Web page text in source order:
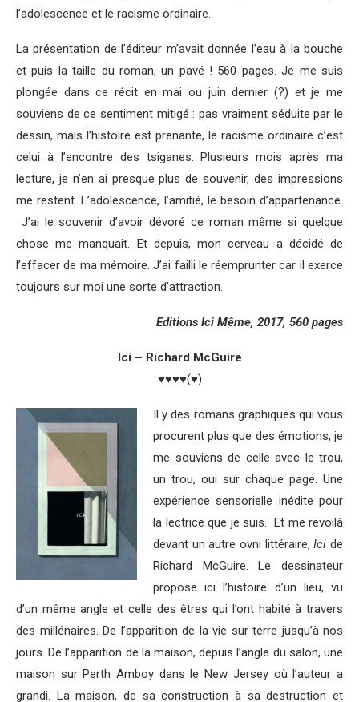
l’adolescence et le racisme ordinaire.
La présentation de l’éditeur m’avait donnée l’eau à la bouche
et puis la taille du roman, un pavé ! 560 pages. Je me suis
plongée dans ce récit en mai ou juin dernier (?) et je me
souviens de ce sentiment mitigé : pas vraiment séduite par le
dessin, mais l’histoire est prenante, le racisme ordinaire c’est
celui à l’encontre des tsiganes. Plusieurs mois après ma
lecture, je n’en ai presque plus de souvenir, des impressions
me restent. L’adolescence, l’amitié, le besoin d’appartenance.
J’ai le souvenir d’avoir dévoré ce roman même si quelque
chose me manquait. Et depuis, mon cerveau a décidé de
l’effacer de ma mémoire. J’ai failli le réemprunter car il exerce
toujours sur moi une sorte d’attraction.
Editions Ici Même, 2017, 560 pages
Ici – Richard McGuire
♥♥♥♥(♥)
Il y des romans graphiques qui vous
procurent plus que des émotions, je
me souviens de celle avec le trou,
un trou, oui sur chaque page. Une
expérience sensorielle inédite pour
la lectrice que je suis. Et me revoilà
devant un autre ovni littéraire,Ici de
Richard McGuire. Le dessinateur
propose ici l’histoire d’un lieu, vu
d’un même angle et celle des êtres qui l’ont habité à travers
des millénaires. De l’apparition de la vie sur terre jusqu’à nos
jours. De l’apparition de la maison, depuis l’angle du salon, une
maison sur Perth Amboy dans le New Jersey où l’auteur a
grandi. La maison, de sa construction à sa destruction et